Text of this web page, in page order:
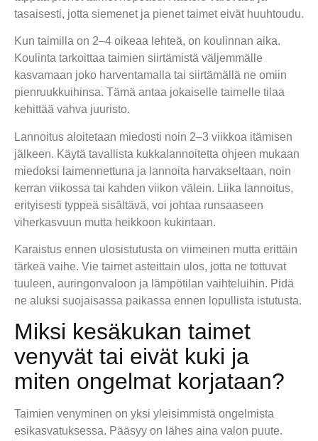
tasaisesti, jotta siemenet ja pienet taimet eivät huuhtoudu.
Kun taimilla on 2–4 oikeaa lehteä, on koulinnan aika.
Koulinta tarkoittaa taimien siirtämistä väljemmälle
kasvamaan joko harventamalla tai siirtämällä ne omiin
pienruukkuihinsa. Tämä antaa jokaiselle taimelle tilaa
kehittää vahva juuristo.
Lannoitus aloitetaan miedosti noin 2–3 viikkoa itämisen
jälkeen. Käytä tavallista kukkalannoitetta ohjeen mukaan
miedoksi laimennettuna ja lannoita harvakseltaan, noin
kerran viikossa tai kahden viikon välein. Liika lannoitus,
erityisesti typpeä sisältävä, voi johtaa runsaaseen
viherkasvuun mutta heikkoon kukintaan.
Karaistus ennen ulosistutusta on viimeinen mutta erittäin
tärkeä vaihe. Vie taimet asteittain ulos, jotta ne tottuvat
tuuleen, auringonvaloon ja lämpötilan vaihteluihin. Pidä
ne aluksi suojaisassa paikassa ennen lopullista istutusta.
Miksi kesäkukan taimet
venyvät tai eivät kuki ja
miten ongelmat korjataan?
Taimien venyminen on yksi yleisimmistä ongelmista
esikasvatuksessa. Pääsyy on lähes aina valon puute.